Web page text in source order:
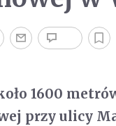
1600
przy ulicy